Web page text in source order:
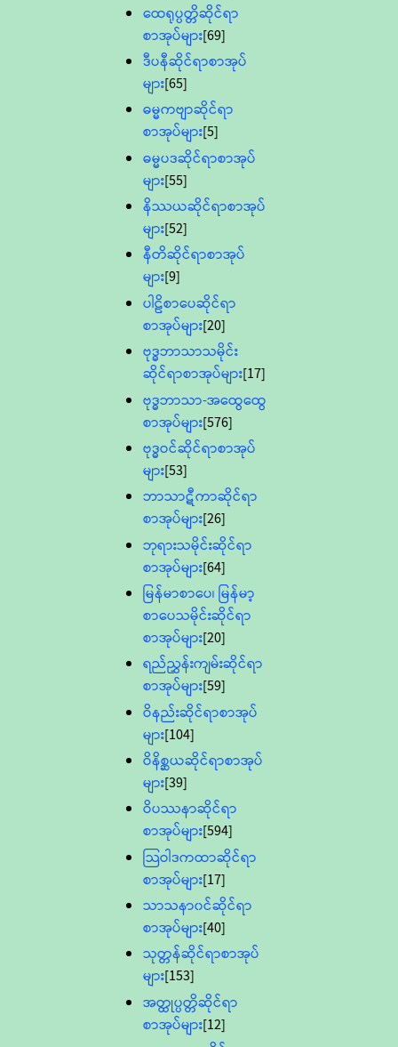
ထေရုပ္ပတ္တိဆိုင်ရာ
စာအုပ်များ[69]
ဒီပနီဆိုင်ရာစာအုပ်
များ[65]
ဓမ္မကဗျာဆိုင်ရာ
စာအုပ်များ[5]
ဓမ္မပဒဆိုင်ရာစာအုပ်
များ[55]
နိဿယဆိုင်ရာစာအုပ်
များ[52]
နီတိဆိုင်ရာစာအုပ်
များ[9]
ပါဠိစာပေဆိုင်ရာ
စာအုပ်များ[20]
ဗုဒ္ဓဘာသာသမိုင်း
ဆိုင်ရာစာအုပ်များ[17]
ဗုဒ္ဓဘာသာ-အထွေထွေ
စာအုပ်များ[576]
ဗုဒ္ဓဝင်ဆိုင်ရာစာအုပ်
များ[53]
ဘာသာဋီကာဆိုင်ရာ
စာအုပ်များ[26]
ဘုရားသမိုင်းဆိုင်ရာ
စာအုပ်များ[64]
မြန်မာစာပေ၊ မြန်မာ့
စာပေသမိုင်းဆိုင်ရာ
စာအုပ်များ[20]
ရည်ညွှန်းကျမ်းဆိုင်ရာ
စာအုပ်များ[59]
ဝိနည်းဆိုင်ရာစာအုပ်
များ[104]
ဝိနိစ္ဆယဆိုင်ရာစာအုပ်
များ[39]
ဝိပဿနာဆိုင်ရာ
စာအုပ်များ[594]
သြဝါဒကထာဆိုင်ရာ
စာအုပ်များ[17]
သာသနာ၀င်ဆိုင်ရာ
စာအုပ်များ[40]
သုတ္တန်ဆိုင်ရာစာအုပ်
များ[153]
အတ္ထုပ္ပတ္တိဆိုင်ရာ
စာအုပ်များ[12]